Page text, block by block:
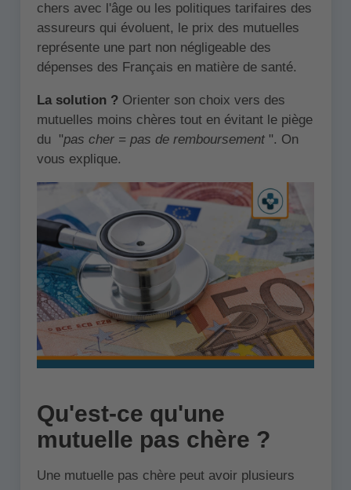
chers avec l'âge ou les politiques tarifaires des
assureurs qui évoluent, le prix des mutuelles
représente une part non négligeable des
dépenses des Français en matière de santé.
La solution ?Orienter son choix vers des
mutuelles moins chères tout en évitant le piège
du "pas cher = pas de remboursement". On
vous explique.
Qu'est-ce qu'une
mutuelle pas chère ?
Une mutuelle pas chère peut avoir plusieurs